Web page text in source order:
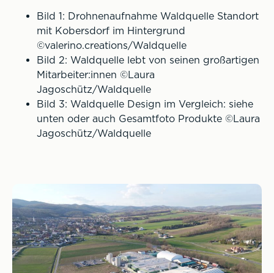
Bild 1: Drohnenaufnahme Waldquelle Standort
mit Kobersdorf im Hintergrund
©valerino.creations/Waldquelle
Bild 2: Waldquelle lebt von seinen großartigen
Mitarbeiter:innen ©Laura
Jagoschütz/Waldquelle
Bild 3: Waldquelle Design im Vergleich: siehe
unten oder auch Gesamtfoto Produkte ©Laura
Jagoschütz/Waldquelle